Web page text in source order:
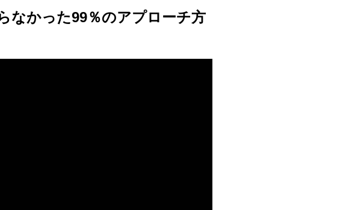
なかった99％のアプローチ方